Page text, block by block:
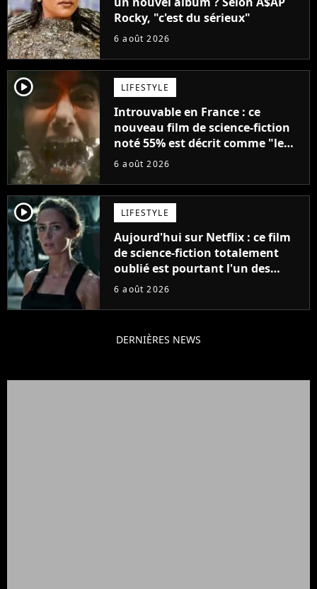
Rocky, "c'est du sérieux"
6 août 2026
player2 LIFESTYLE
Introuvable en France : ce
nouveau film de science-fiction
noté 55% est décrit comme "le
plus stupide de l'année"
6 août 2026
player2 LIFESTYLE
Aujourd'hui sur Netflix : ce film
de science-fiction totalement
oublié est pourtant l'un des
meilleurs des années 2010
6 août 2026
DERNIÈRES NEWS